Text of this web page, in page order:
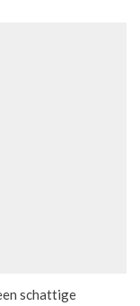
schattige